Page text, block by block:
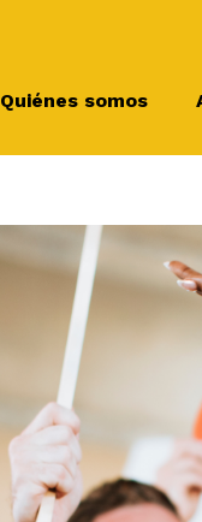
Quiénes somos